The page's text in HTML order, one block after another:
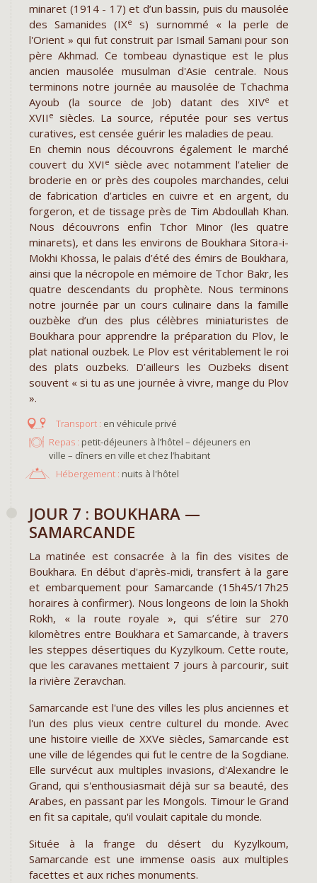
minaret (1914 - 17) et d’un bassin, puis du mausolée
des Samanides (IXe
s) surnommé « la perle de
l'Orient » qui fut construit par Ismail Samani pour son
père Akhmad. Ce tombeau dynastique est le plus
ancien mausolée musulman d'Asie centrale. Nous
terminons notre journée au mausolée de Tchachma
Ayoub (la source de Job) datant des XIVe
et
XVII e siècles. La source, réputée pour ses vertus
curatives, est censée guérir les maladies de peau.
En chemin nous découvrons également le marché
couvert du XVI e siècle avec notamment l’atelier de
broderie en or près des coupoles marchandes, celui
de fabrication d’articles en cuivre et en argent, du
forgeron, et de tissage près de Tim Abdoullah Khan.
Nous découvrons enfin Tchor Minor (les quatre
minarets), et dans les environs de Boukhara Sitora-i-
Mokhi Khossa, le palais d’été des émirs de Boukhara,
ainsi que la nécropole en mémoire de Tchor Bakr, les
quatre descendants du prophète. Nous terminons
notre journée par un cours culinaire dans la famille
ouzbèke d’un des plus célèbres miniaturistes de
Boukhara pour apprendre la préparation du Plov, le
plat national ouzbek. Le Plov est véritablement le roi
des plats ouzbeks. D’ailleurs les Ouzbeks disent
souvent « si tu as une journée à vivre, mange du Plov
».
en véhicule privé
Repas : petit-déjeuners à l’hôtel – déjeuners en
ville – dîners en ville et chez l’habitant
Hébergement : nuits à l'hôtel
JOUR 7 : BOUKHARA —
SAMARCANDE
La matinée est consacrée à la fin des visites de
Boukhara. En début d'après-midi, transfert à la gare
et embarquement pour Samarcande (15h45/17h25
horaires à confirmer). Nous longeons de loin la Shokh
Rokh, « la route royale », qui s’étire sur 270
kilomètres entre Boukhara et Samarcande, à travers
les steppes désertiques du Kyzylkoum. Cette route,
que les caravanes mettaient 7 jours à parcourir, suit
la rivière Zeravchan.
Samarcande est l'une des villes les plus anciennes et
l'un des plus vieux centre culturel du monde. Avec
une histoire vieille de XXVe siècles, Samarcande est
une ville de légendes qui fut le centre de la Sogdiane.
Elle survécut aux multiples invasions, d'Alexandre le
Grand, qui s'enthousiasmait déjà sur sa beauté, des
Arabes, en passant par les Mongols. Timour le Grand
en fit sa capitale, qu'il voulait capitale du monde.
Située à la frange du désert du Kyzylkoum,
Samarcande est une immense oasis aux multiples
facettes et aux riches monuments.